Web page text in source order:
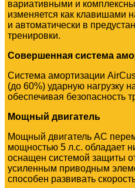
вариативными и
изменяется как клавишами
и автоматически в
тренировки.
Совершенная система
Система амортизации
(до 60%) ударную нагрузку
обеспечивая безопасность
Мощный двигатель
Мощный двигатель AC
мощностью 5 л.с. обладает
оснащен системой защиты
усиленным приводным
способен развивать